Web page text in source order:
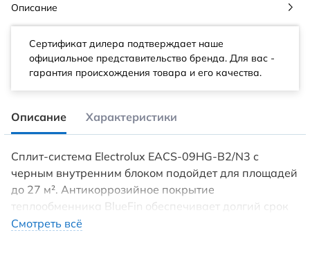
Описание
Сертификат дилера подтверждает наше
официальное представительство бренда. Для вас -
гарантия происхождения товара и его качества.
Описание Характеристики
Сплит-система Electrolux EACS-09HG-B2/N3 с
черным внутренним блоком подойдет для площадей
до 27 м². Антикоррозийное покрытие
теплообменника BlueFin обеспечивает долгий срок
службы. Трехуровневая система фильтрации с
Смотреть всё